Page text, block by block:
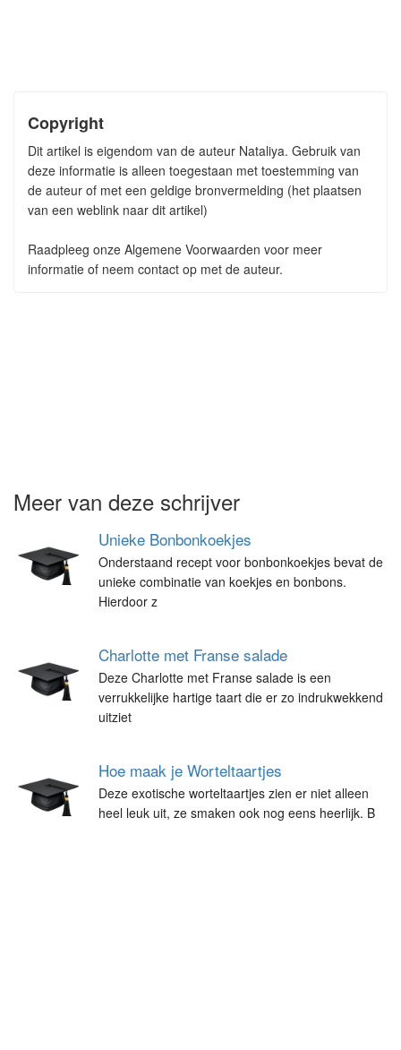
Copyright
Dit artikel is eigendom van de auteur Nataliya. Gebruik van
deze informatie is alleen toegestaan met toestemming van
de auteur of met een geldige bronvermelding (het plaatsen
van een weblink naar dit artikel)
Raadpleeg onze Algemene Voorwaarden voor meer
informatie of neem contact op met de auteur.
Meer van deze schrijver
Unieke Bonbonkoekjes
Onderstaand recept voor bonbonkoekjes bevat de
unieke combinatie van koekjes en bonbons.
Hierdoor z
Charlotte met Franse salade
Deze Charlotte met Franse salade is een
verrukkelijke hartige taart die er zo indrukwekkend
uitziet
Hoe maak je Worteltaartjes
Deze exotische worteltaartjes zien er niet alleen
heel leuk uit, ze smaken ook nog eens heerlijk. B